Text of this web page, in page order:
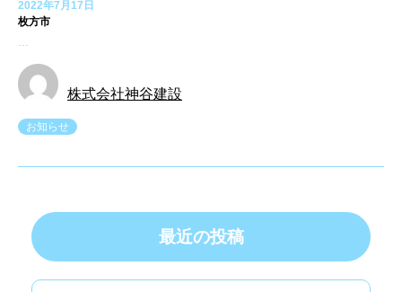
2022年7月17日
枚方市
…
株式会社神谷建設
お知らせ
最近の投稿